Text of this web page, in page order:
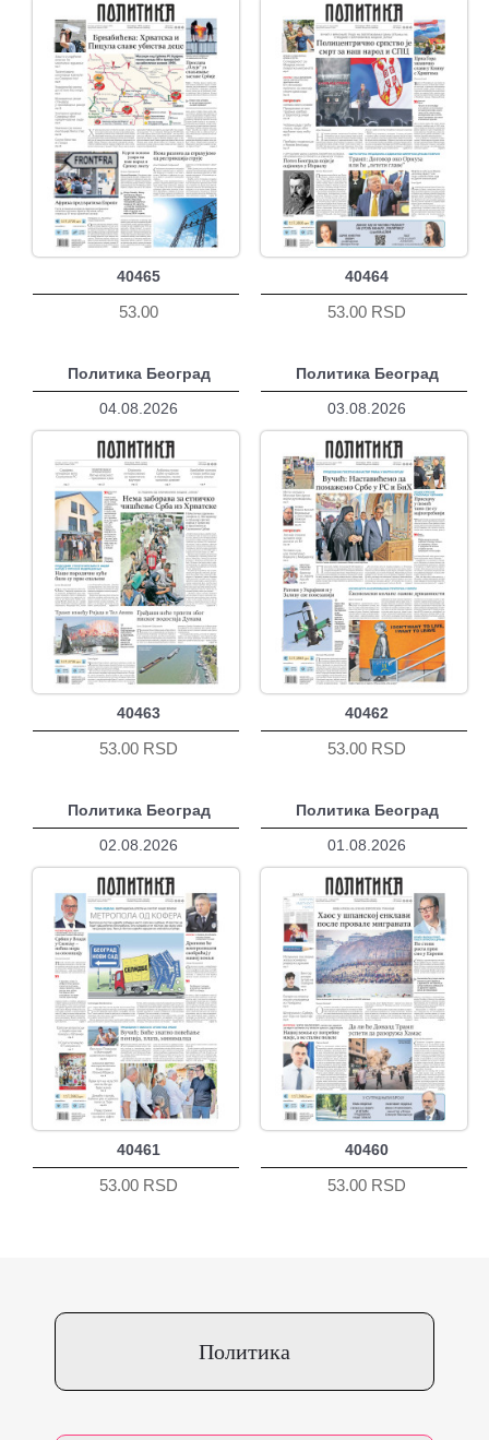
40465
53.00
40464
53.00 RSD
Политика Београд
04.08.2026
40463
53.00 RSD
Политика Београд
03.08.2026
40462
53.00 RSD
Политика Београд
02.08.2026
40461
53.00 RSD
Политика Београд
01.08.2026
40460
53.00 RSD
Политика